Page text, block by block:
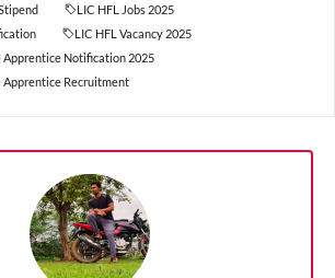
LIC HFL Jobs 2025
LIC HFL Vacancy 2025
Apprentice Notification 2025
Apprentice Recruitment